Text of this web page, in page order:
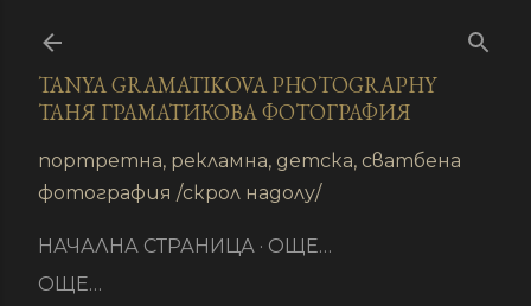
TANYA GRAMATIKOVA PHOTOGRAPHY
ТАНЯ ГРАМАТИКОВА ФОТОГРАФИЯ
портретна, рекламна, детска, сватбена
фотография /скрол надолу/
НАЧАЛНА СТРАНИЦА
ОЩЕ…
ОЩЕ…